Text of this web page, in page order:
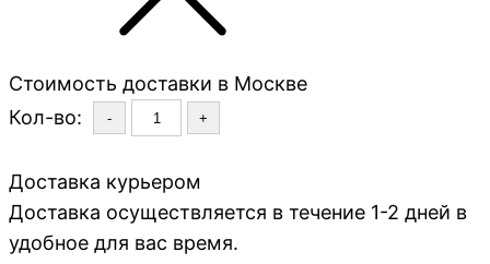
Стоимость доставки в Москве
Кол-во:
- +
Доставка курьером
Доставка осуществляется в течение 1-2 дней в
удобное для вас время.